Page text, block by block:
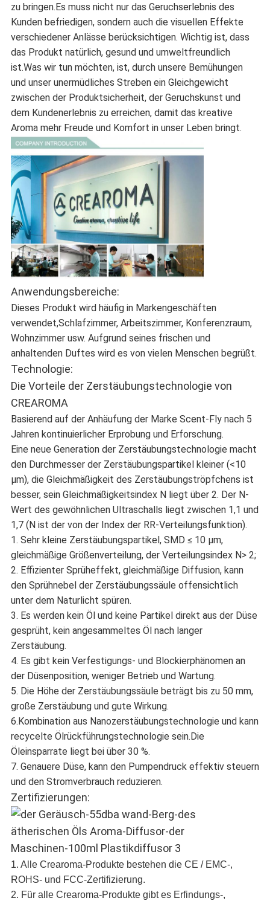
zu bringen.Es muss nicht nur das Geruchserlebnis des
Kunden befriedigen, sondern auch die visuellen Effekte
verschiedener Anlässe berücksichtigen. Wichtig ist, dass
das Produkt natürlich, gesund und umweltfreundlich
ist.Was wir tun möchten, ist, durch unsere Bemühungen
und unser unermüdliches Streben ein Gleichgewicht
zwischen der Produktsicherheit, der Geruchskunst und
dem Kundenerlebnis zu erreichen, damit das kreative
Aroma mehr Freude und Komfort in unser Leben bringt.
Anwendungsbereiche:
Dieses Produkt wird häufig in Markengeschäften
verwendet,Schlafzimmer, Arbeitszimmer, Konferenzraum,
Wohnzimmer usw. Aufgrund seines frischen und
anhaltenden Duftes wird es von vielen Menschen begrüßt.
Technologie:
Die Vorteile der Zerstäubungstechnologie von
CREAROMA
Basierend auf der Anhäufung der Marke Scent-Fly nach 5
Jahren kontinuierlicher Erprobung und Erforschung.
Eine neue Generation der Zerstäubungstechnologie macht
den Durchmesser der Zerstäubungspartikel kleiner (<10
μm), die Gleichmäßigkeit des Zerstäubungströpfchens ist
besser, sein Gleichmäßigkeitsindex N liegt über 2. Der N-
Wert des gewöhnlichen Ultraschalls liegt zwischen 1,1 und
1,7 (N ist der von der Index der RR-Verteilungsfunktion).
1. Sehr kleine Zerstäubungspartikel, SMD ≤ 10 μm,
gleichmäßige Größenverteilung, der Verteilungsindex N> 2;
2. Effizienter Sprüheffekt, gleichmäßige Diffusion, kann
den Sprühnebel der Zerstäubungssäule offensichtlich
unter dem Naturlicht spüren.
3. Es werden kein Öl und keine Partikel direkt aus der Düse
gesprüht, kein angesammeltes Öl nach langer
Zerstäubung.
4. Es gibt kein Verfestigungs- und Blockierphänomen an
der Düsenposition, weniger Betrieb und Wartung.
5. Die Höhe der Zerstäubungssäule beträgt bis zu 50 mm,
große Zerstäubung und gute Wirkung.
6.Kombination aus Nanozerstäubungstechnologie und kann
recycelte Ölrückführungstechnologie sein.Die
Öleinsparrate liegt bei über 30 %.
7. Genauere Düse, kann den Pumpendruck effektiv steuern
und den Stromverbrauch reduzieren.
Zertifizierungen:
1. Alle Crearoma-Produkte bestehen die CE / EMC-,
ROHS- und FCC-Zertifizierung.
2. Für alle Crearoma-Produkte gibt es Erfindungs-,